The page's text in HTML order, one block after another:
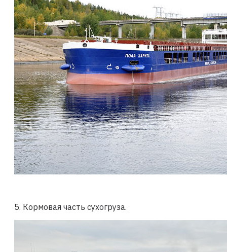
5. Кормовая часть сухогруза.